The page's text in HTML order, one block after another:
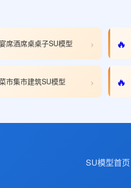
席酒席桌桌子SU模型 › 🔥
市集市建筑SU模型 › 🔥
SU模型首页